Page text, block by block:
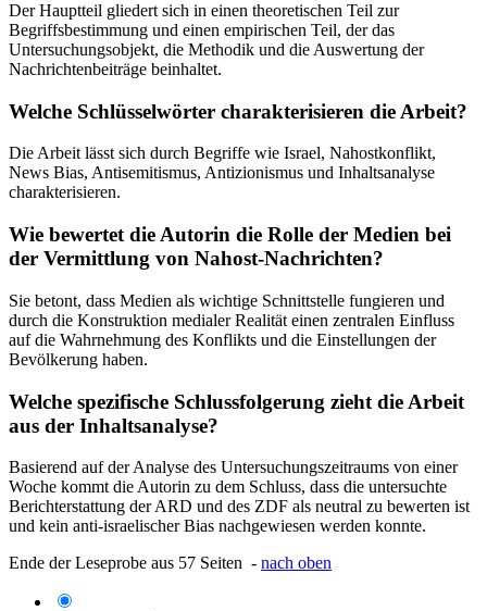
Der Hauptteil gliedert sich in einen theoretischen Teil zur
Begriffsbestimmung und einen empirischen Teil, der das
Untersuchungsobjekt, die Methodik und die Auswertung der
Nachrichtenbeiträge beinhaltet.
Welche Schlüsselwörter charakterisieren die Arbeit?
Die Arbeit lässt sich durch Begriffe wie Israel, Nahostkonflikt,
News Bias, Antisemitismus, Antizionismus und Inhaltsanalyse
charakterisieren.
Wie bewertet die Autorin die Rolle der Medien bei
der Vermittlung von Nahost-Nachrichten?
Sie betont, dass Medien als wichtige Schnittstelle fungieren und
durch die Konstruktion medialer Realität einen zentralen Einfluss
auf die Wahrnehmung des Konflikts und die Einstellungen der
Bevölkerung haben.
Welche spezifische Schlussfolgerung zieht die Arbeit
aus der Inhaltsanalyse?
Basierend auf der Analyse des Untersuchungszeitraums von einer
Woche kommt die Autorin zu dem Schluss, dass die untersuchte
Berichterstattung der ARD und des ZDF als neutral zu bewerten ist
und kein anti-israelischer Bias nachgewiesen werden konnte.
Ende der Leseprobe aus 57 Seiten - nach oben